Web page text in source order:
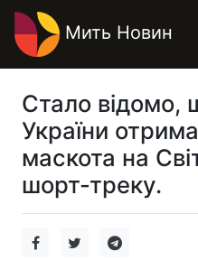
Мить Новин
Стало відомо,
України
маскота на
шорт-треку.